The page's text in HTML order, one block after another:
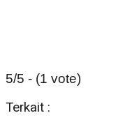
5/5 - (1 vote)
Terkait :